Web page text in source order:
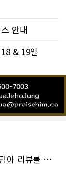
안내
& 19일
박문호 딜러님께 너무나도 감사한 마음을 담아 리뷰를 남깁니다.